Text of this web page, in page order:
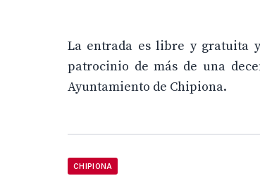
La entrada es libre y gratuita
patrocinio de más de una
Ayuntamiento de Chipiona.
CHIPIONA